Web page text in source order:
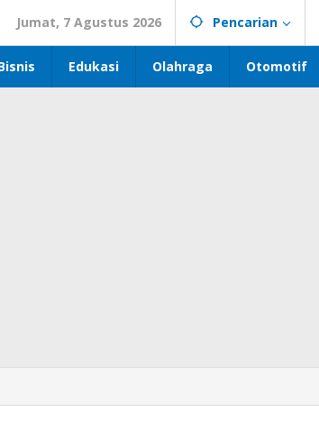
Jumat, 7 Agustus 2026 Pencarian
Edukasi Olahraga Otomotif